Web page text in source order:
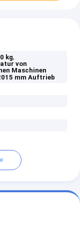
kg,
von
Maschinen
mm Auftrieb